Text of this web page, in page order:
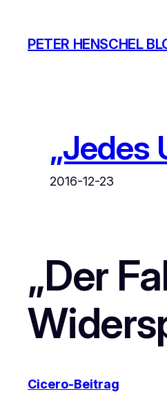
springen
PETER HENSCHEL
„Jedes
2016-12-23
„Der
Cicero-Beitrag